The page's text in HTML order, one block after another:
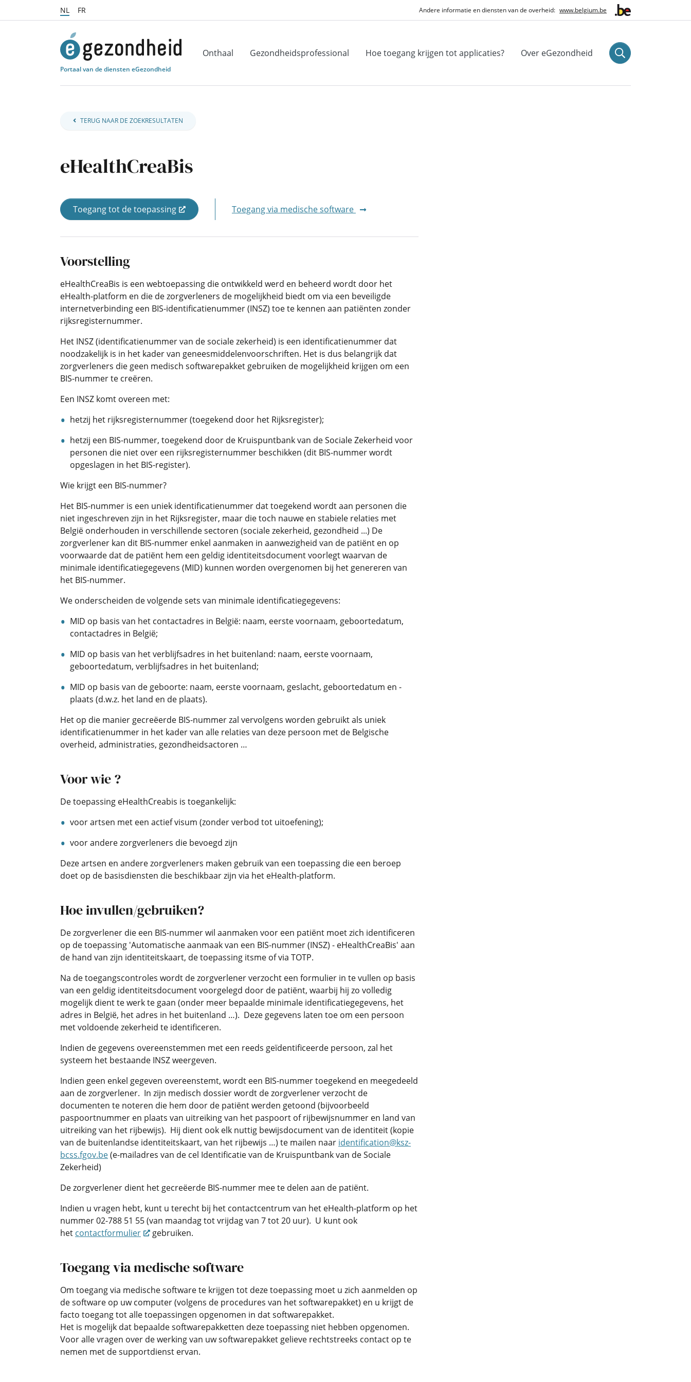
NL FR Andere informatie en diensten van de overheid: www.belgium.be
Portaal van de diensten eGezondheid
Onthaal Gezondheidsprofessional Hoe toegang krijgen tot applicaties?
Over eGezondheid
sr.search_button
TERUG NAAR DE ZOEKRESULTATEN
eHealthCreaBis
Toegang tot de toepassing Toegang via medische software
Voorstelling
eHealthCreaBis is een webtoepassing die ontwikkeld werd en beheerd wordt door het
eHealth-platform en die de zorgverleners de mogelijkheid biedt om via een beveiligde
internetverbinding een BIS-identificatienummer (INSZ) toe te kennen aan patiënten zonder
rijksregisternummer.
Het INSZ (identificatienummer van de sociale zekerheid) is een identificatienummer dat
noodzakelijk is in het kader van geneesmiddelenvoorschriften. Het is dus belangrijk dat
zorgverleners die geen medisch softwarepakket gebruiken de mogelijkheid krijgen om een
BIS-nummer te creëren.
Een INSZ komt overeen met:
hetzij het rijksregisternummer (toegekend door het Rijksregister);
hetzij een BIS-nummer, toegekend door de Kruispuntbank van de Sociale Zekerheid voor
personen die niet over een rijksregisternummer beschikken (dit BIS-nummer wordt
opgeslagen in het BIS-register).
Wie krijgt een BIS-nummer?
Het BIS-nummer is een uniek identificatienummer dat toegekend wordt aan personen die
niet ingeschreven zijn in het Rijksregister, maar die toch nauwe en stabiele relaties met
België onderhouden in verschillende sectoren (sociale zekerheid, gezondheid ...) De
zorgverlener kan dit BIS-nummer enkel aanmaken in aanwezigheid van de patiënt en op
voorwaarde dat de patiënt hem een geldig identiteitsdocument voorlegt waarvan de
minimale identificatiegegevens (MID) kunnen worden overgenomen bij het genereren van
het BIS-nummer.
We onderscheiden de volgende sets van minimale identificatiegegevens:
MID op basis van het contactadres in België: naam, eerste voornaam, geboortedatum,
contactadres in België;
MID op basis van het verblijfsadres in het buitenland: naam, eerste voornaam,
geboortedatum, verblijfsadres in het buitenland;
MID op basis van de geboorte: naam, eerste voornaam, geslacht, geboortedatum en -
plaats (d.w.z. het land en de plaats).
Het op die manier gecreëerde BIS-nummer zal vervolgens worden gebruikt als uniek
identificatienummer in het kader van alle relaties van deze persoon met de Belgische
overheid, administraties, gezondheidsactoren …
Voor wie ?
De toepassing eHealthCreabis is toegankelijk:
voor artsen met een actief visum (zonder verbod tot uitoefening);
voor andere zorgverleners die bevoegd zijn
Deze artsen en andere zorgverleners maken gebruik van een toepassing die een beroep
doet op de basisdiensten die beschikbaar zijn via het eHealth-platform.
Hoe invullen/gebruiken?
De zorgverlener die een BIS-nummer wil aanmaken voor een patiënt moet zich identificeren
op de toepassing 'Automatische aanmaak van een BIS-nummer (INSZ) - eHealthCreaBis' aan
de hand van zijn identiteitskaart, de toepassing itsme of via TOTP.
Na de toegangscontroles wordt de zorgverlener verzocht een formulier in te vullen op basis
van een geldig identiteitsdocument voorgelegd door de patiënt, waarbij hij zo volledig
mogelijk dient te werk te gaan (onder meer bepaalde minimale identificatiegegevens, het
adres in België, het adres in het buitenland …). Deze gegevens laten toe om een persoon
met voldoende zekerheid te identificeren.
Indien de gegevens overeenstemmen met een reeds geïdentificeerde persoon, zal het
systeem het bestaande INSZ weergeven.
Indien geen enkel gegeven overeenstemt, wordt een BIS-nummer toegekend en meegedeeld
aan de zorgverlener. In zijn medisch dossier wordt de zorgverlener verzocht de
documenten te noteren die hem door de patiënt werden getoond (bijvoorbeeld
paspoortnummer en plaats van uitreiking van het paspoort of rijbewijsnummer en land van
uitreiking van het rijbewijs). Hij dient ook elk nuttig bewijsdocument van de identiteit (kopie
van de buitenlandse identiteitskaart, van het rijbewijs …) te mailen naar identification@ksz-
bcss.fgov.be(e-mailadres van de cel Identificatie van de Kruispuntbank van de Sociale
Zekerheid)
De zorgverlener dient het gecreëerde BIS-nummer mee te delen aan de patiënt.
Indien u vragen hebt, kunt u terecht bij het contactcentrum van het eHealth-platform op het
nummer 02-788 51 55 (van maandag tot vrijdag van 7 tot 20 uur). U kunt ook
het contactformulier gebruiken.
Toegang via medische software
Om toegang via medische software te krijgen tot deze toepassing moet u zich aanmelden op
de software op uw computer (volgens de procedures van het softwarepakket) en u krijgt de
facto toegang tot alle toepassingen opgenomen in dat softwarepakket.
Het is mogelijk dat bepaalde softwarepakketten deze toepassing niet hebben opgenomen.
Voor alle vragen over de werking van uw softwarepakket gelieve rechtstreeks contact op te
nemen met de supportdienst ervan.